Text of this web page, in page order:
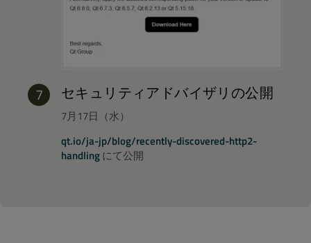
セキュリティアドバイザリの公開
7月17日（水）
qt.io/ja-jp/blog/recently-discovered-http2-
handlingにて公開